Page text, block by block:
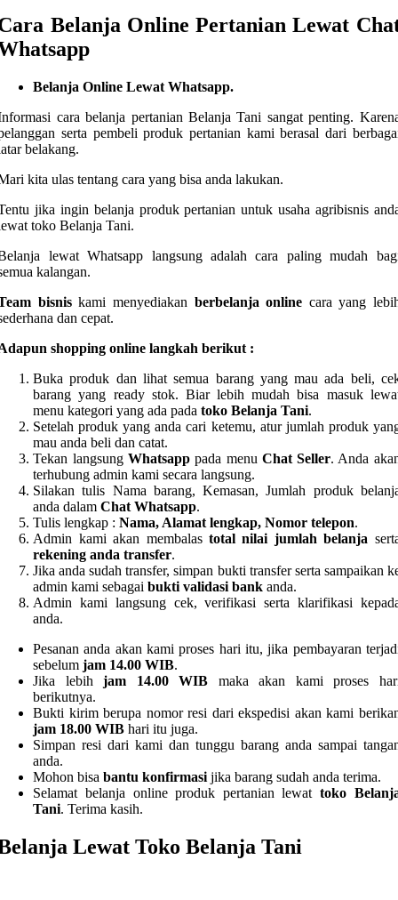
Belanja Online Pertanian Lewat
Belanja Online Lewat Whatsapp.
cara belanja pertanian Belanja Tani sangat penting.
serta pembeli produk pertanian kami berasal dari
belakang.
kita ulas tentang cara yang bisa anda lakukan.
jika ingin belanja produk pertanian untuk usaha agribisnis
toko Belanja Tani.
lewat Whatsapp langsung adalah cara paling mudah
kalangan.
bisniskami menyediakan berbelanja online cara yang
dan cepat.
shopping online langkah berikut :
Buka produk dan lihat semua barang yang mau ada beli,
barang yang ready stok. Biar lebih mudah bisa masuk
menu kategori yang ada padatoko Belanja Tani.
Setelah produk yang anda cari ketemu, atur jumlah produk
mau anda beli dan catat.
Tekan langsung Whatsapppada menu Chat Seller. Anda
terhubung admin kami secara langsung.
Silakan tulis Nama barang, Kemasan, Jumlah produk
anda dalamChat Whatsapp.
Tulis lengkap :Nama, Alamat lengkap, Nomor telepon.
Admin kami akan membalas total nilai jumlah belanja
rekening anda transfer.
Jika anda sudah transfer, simpan bukti transfer serta sampaikan
admin kami sebagaibukti validasi bank anda.
Admin kami langsung cek, verifikasi serta klarifikasi
anda.
Pesanan anda akan kami proses hari itu, jika pembayaran
sebelumjam 14.00 WIB.
Jika lebihjam 14.00 WIB maka akan kami proses
berikutnya.
Bukti kirim berupa nomor resi dari ekspedisi akan kami
jam 18.00 WIB hari itu juga.
Simpan resi dari kami dan tunggu barang anda sampai
anda.
Mohon bisabantu konfirmasi jika barang sudah anda terima.
Selamat belanja online produk pertanian lewattoko
Tani. Terima kasih.
Lewat Toko Belanja Tani